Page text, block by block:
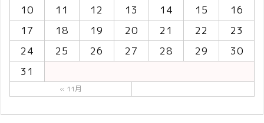
10
11 12 13 14 15
16
17
18 19 20 21 22
23
24
25 26 27 28 29
30
31
« 11月